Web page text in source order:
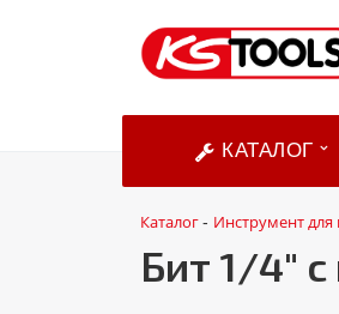
КАТАЛОГ
Каталог- Инструмент
Бит 1/4"